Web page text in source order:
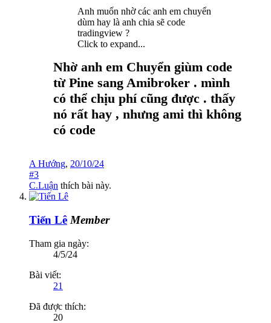
Anh muốn nhờ các anh em chuyển
dùm hay là anh chia sẽ code
tradingview ?
Click to expand...
Nhờ anh em Chuyển giùm code
từ Pine sang Amibroker . mình
có thể chịu phí cũng được . thấy
nó rất hay , nhưng ami thì không
có code
A Hướng, 20/10/24
#3
C.Luận thích bài này.
Tiến Lê Member
Tham gia ngày:
4/5/24
Bài viết:
21
Đã được thích:
20